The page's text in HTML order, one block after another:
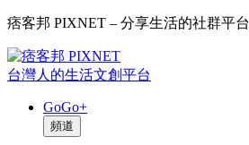
痞客邦 PIXNET – 分享生活的社群平台
台灣人的生活文創平台
GoGo+
頻道